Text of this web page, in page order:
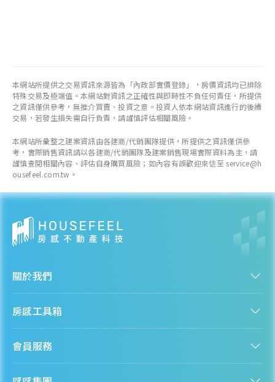
本網站所提供之交易資訊來源皆為「內政部實價登錄」，房價資訊均已排除
特殊交易及極端值。本網站對資訊之正確性與即時性不負任何責任，所提供
之資訊僅供參考，無推介買賣、投資之意。投資人依本網站資訊進行的後續
交易，若發生損失需自行負責，請謹慎評估相關風險。
本網站所彙整之建案資訊由各建商/代銷團隊提供，所提供之資訊僅供參
考，實際銷售資訊請以各建商/代銷團隊及建案銷售現場實際資料為主，請
謹慎查閱相關內容、評估自身購買風險；如內容有誤歡迎來信至 service@h
ousefeel.com.tw。
關於我們
人才招募
隱私政策
資訊安全政策
聯絡我們
房感工具箱
購屋能力試算
會員服務